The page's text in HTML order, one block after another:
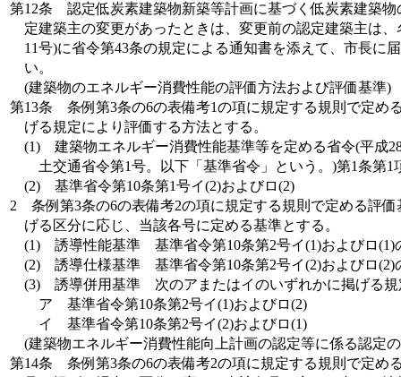
第12条 認定低炭素建築物新築等計画に基づく低炭素建築
定建築主の変更があったときは、変更前の認定建築主は
11号)に省令第43条の規定による通知書を添えて、市長に
い。
(建築物のエネルギー消費性能の評価方法および評価基準)
第13条 条例第3条の6の表備考1の項に規定する規則で定め
げる規定により評価する方法とする。
(1) 建築物エネルギー消費性能基準等を定める省令(平成
土交通省令第1号。以下「基準省令」という。)第1条第1
(2) 基準省令第10条第1号イ(2)およびロ(2)
2 条例第3条の6の表備考2の項に規定する規則で定める評
げる区分に応じ、当該各号に定める基準とする。
(1) 誘導性能基準 基準省令第10条第2号イ(1)およびロ(1)
(2) 誘導仕様基準 基準省令第10条第2号イ(2)およびロ(2)
(3) 誘導併用基準 次のアまたはイのいずれかに掲げる規
ア 基準省令第10条第2号イ(1)およびロ(2)
イ 基準省令第10条第2号イ(2)およびロ(1)
(建築物エネルギー消費性能向上計画の認定等に係る認定
第14条 条例第3条の6の表備考2の項に規定する規則で定め